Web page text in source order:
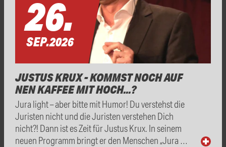
26.
SEP.2026
JUSTUS KRUX - KOMMST NOCH AUF
NEN KAFFEE MIT HOCH...?
Jura light – aber bitte mit Humor! Du verstehst die
Juristen nicht und die Juristen verstehen Dich
nicht?! Dann ist es Zeit für Justus Krux. In seinem
neuen Programm bringt er den Menschen „Jura …